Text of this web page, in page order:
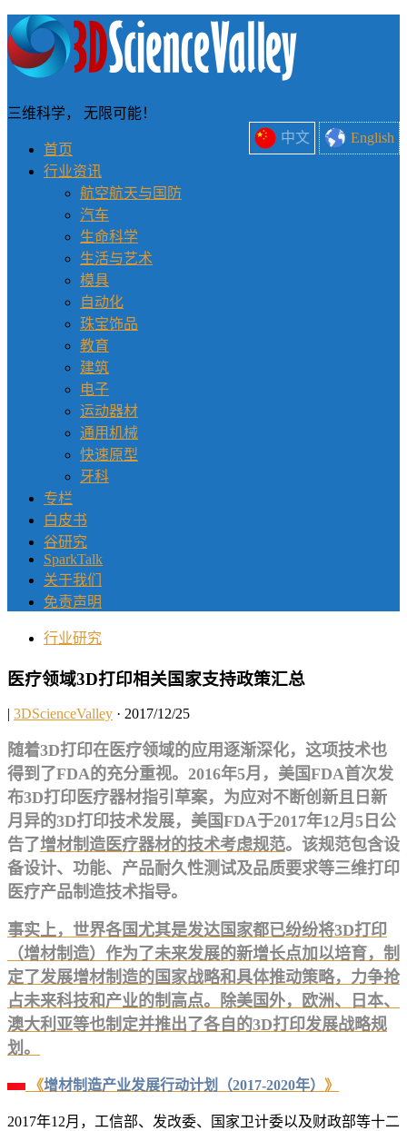
中文 English
三维科学， 无限可能！
首页
行业资讯
航空航天与国防
汽车
生命科学
生活与艺术
模具
自动化
珠宝饰品
教育
建筑
电子
运动器材
通用机械
快速原型
牙科
专栏
白皮书
谷研究
SparkTalk
关于我们
免责声明
行业研究
医疗领域3D打印相关国家支持政策汇总
| 3DScienceValley · 2017/12/25
随着3D打印在医疗领域的应用逐渐深化，这项技术也
得到了FDA的充分重视。2016年5月，美国FDA首次发
布3D打印医疗器材指引草案，为应对不断创新且日新
月异的3D打印技术发展，美国FDA于2017年12月5日公
告了增材制造医疗器材的技术考虑规范。该规范包含设
备设计、功能、产品耐久性测试及品质要求等三维打印
医疗产品制造技术指导。
事实上，世界各国尤其是发达国家都已纷纷将3D打印
（增材制造）作为了未来发展的新增长点加以培育，制
定了发展增材制造的国家战略和具体推动策略，力争抢
占未来科技和产业的制高点。除美国外，欧洲、日本、
澳大利亚等也制定并推出了各自的3D打印发展战略规
划。
《增材制造产业发展行动计划（2017-2020年） 》
2017年12月，工信部、发改委、国家卫计委以及财政部等十二